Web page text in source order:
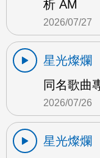
析 AM
2026/07/27
星光燦爛
同名歌曲
2026/07/26
星光燦爛